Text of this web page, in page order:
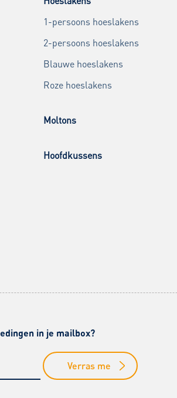
1-persoons hoeslakens
2-persoons hoeslakens
Blauwe hoeslakens
Roze hoeslakens
Moltons
Hoofdkussens
in je mailbox?
Verras me